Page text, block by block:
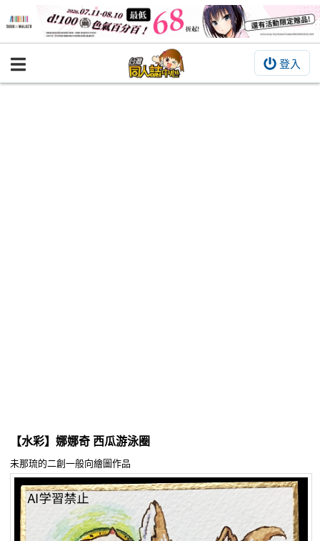
登入
BOOKY書集倉庫
交流中心
攤位轉讓區
會員功能選單
會員中心
【水彩】娜娜奇 西瓜游泳圈
未那琉的二創一般向繪圖作品